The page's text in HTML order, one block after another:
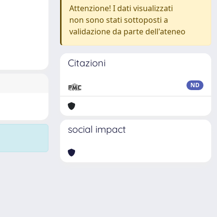
Attenzione! I dati visualizzati
non sono stati sottoposti a
validazione da parte dell'ateneo
Citazioni
ND
social impact